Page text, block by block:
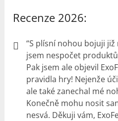
Recenze 2026:
“S plísní nohou bojuji
jsem nespočet
Pak jsem ale objevil
pravidla hry! Nejenže
ale také zanechal mé
Konečně mohu nosit
nesvá. Děkuji vám,